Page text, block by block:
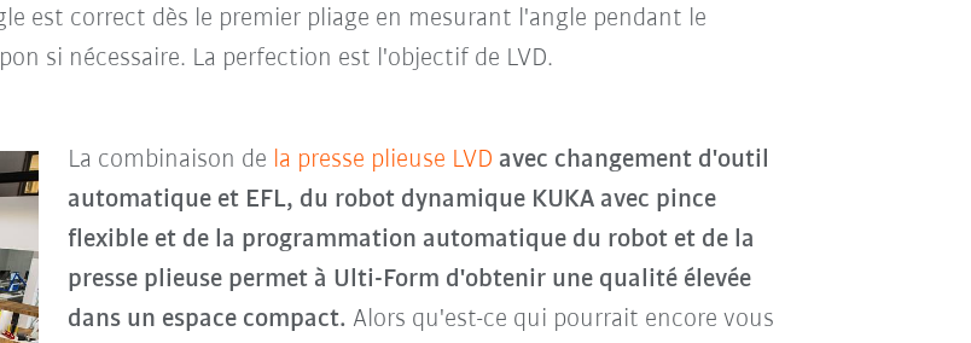
est correct dès le premier pliage en mesurant l'angle pendant le
si nécessaire. La perfection est l'objectif de LVD.
La combinaison de la presse plieuse LVD avec changement d'outil
automatique et EFL, du robot dynamique KUKA avec pince
flexible et de la programmation automatique du robot et de la
presse plieuse permet à Ulti-Form d'obtenir une qualité élevée
dans un espace compact. Alors qu'est-ce qui pourrait encore vous